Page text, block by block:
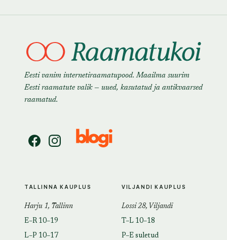
Eesti vanim internetiraamatupood. Maailma suurim
Eesti raamatute valik — uued, kasutatud ja antikvaarsed
raamatud.
TALLINNA KAUPLUS
Harju 1, Tallinn
E–R 10–19
L–P 10–17
VILJANDI KAUPLUS
Lossi 28, Viljandi
T–L 10–18
P–E suletud